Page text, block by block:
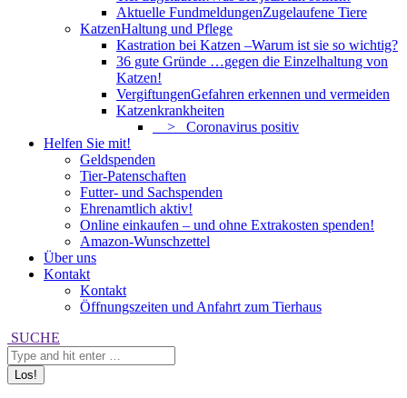
Aktuelle FundmeldungenZugelaufene Tiere
KatzenHaltung und Pflege
Kastration bei Katzen –Warum ist sie so wichtig?
36 gute Gründe …gegen die Einzelhaltung von
Katzen!
VergiftungenGefahren erkennen und vermeiden
Katzenkrankheiten
> Coronavirus positiv
Helfen Sie mit!
Geldspenden
Tier-Patenschaften
Futter- und Sachspenden
Ehrenamtlich aktiv!
Online einkaufen – und ohne Extrakosten spenden!
Amazon-Wunschzettel
Über uns
Kontakt
Kontakt
Öffnungszeiten und Anfahrt zum Tierhaus
Search:
SUCHE